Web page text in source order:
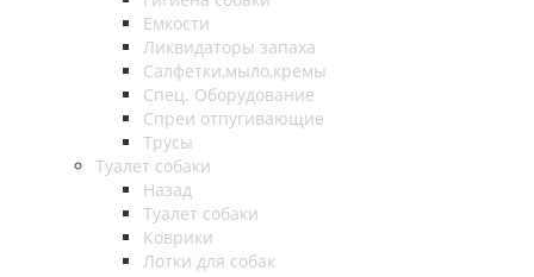
Емкости
Ликвидаторы запаха
Салфетки,мыло,кремы
Спец. Оборудование
Спреи отпугивающие
Трусы
Туалет собаки
Назад
Туалет собаки
Коврики
Лотки для собак